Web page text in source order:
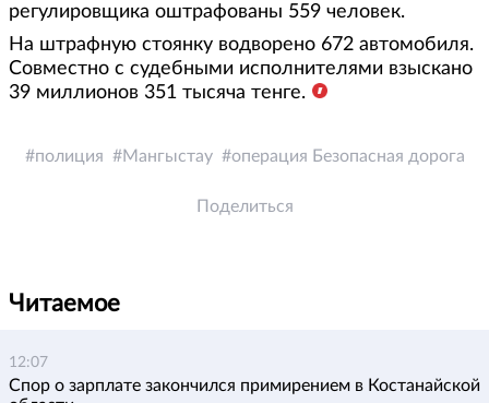
регулировщика оштрафованы 559 человек.
На штрафную стоянку водворено 672 автомобиля.
Совместно с судебными исполнителями взыскано
39 миллионов 351 тысяча тенге.
полиция Мангыстау операция Безопасная дорога
Поделиться
Читаемое
12:07
Спор о зарплате закончился примирением в Костанайской